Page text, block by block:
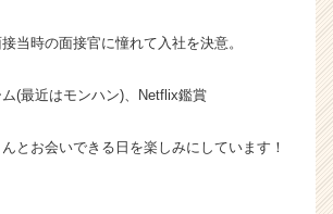
チ
キ
リ
当時の面接官に憧れて入社を決意。
(最近はモンハン)、Netflix鑑賞
とお会いできる日を楽しみにしています！